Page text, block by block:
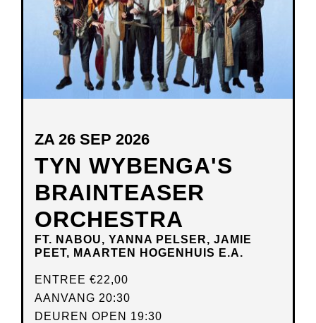
TYN WYBENGA'S
BRAINTEASER
ORCHESTRA
FT. NABOU, YANNA PELSER, JAMIE
PEET, MAARTEN HOGENHUIS E.A.
ZA 26 SEP 2026
ENTREE €22,00
AANVANG 20:30
DEUREN OPEN 19:30